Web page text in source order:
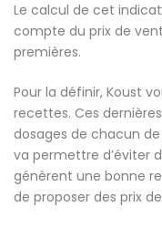
Le calcul de cet
compte du prix de
premières.
Pour la définir, Koust
recettes. Ces
dosages de chacun
va permettre d’éviter
génèrent une bonne
de proposer des prix